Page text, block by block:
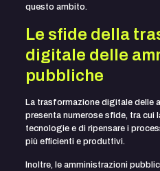
questo ambito.
Le sfide della
digitale delle
pubbliche
La trasformazione digitale delle
presenta numerose sfide, tra cui
tecnologie e di ripensare i
più efficienti e produttivi.
Inoltre, le amministrazioni